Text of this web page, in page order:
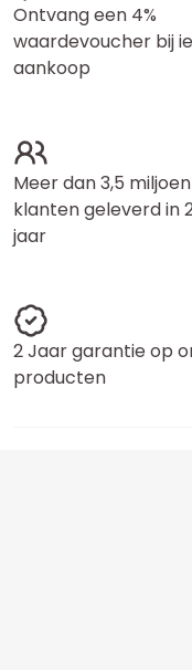
Ontvang een 4%
waardevoucher bij
aankoop
Meer dan 3,5 miljoen
klanten geleverd in
jaar
2 Jaar garantie op
producten